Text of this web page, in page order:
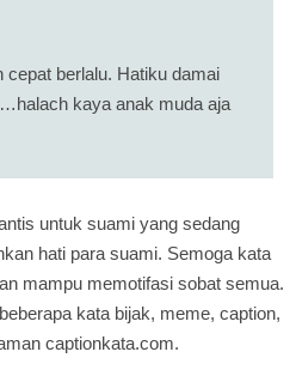
cepat berlalu. Hatiku damai
kaya anak muda aja
untuk suami yang sedang
hati para suami. Semoga kata
mampu memotifasi sobat semua.
kata bijak, meme, caption,
captionkata.com.